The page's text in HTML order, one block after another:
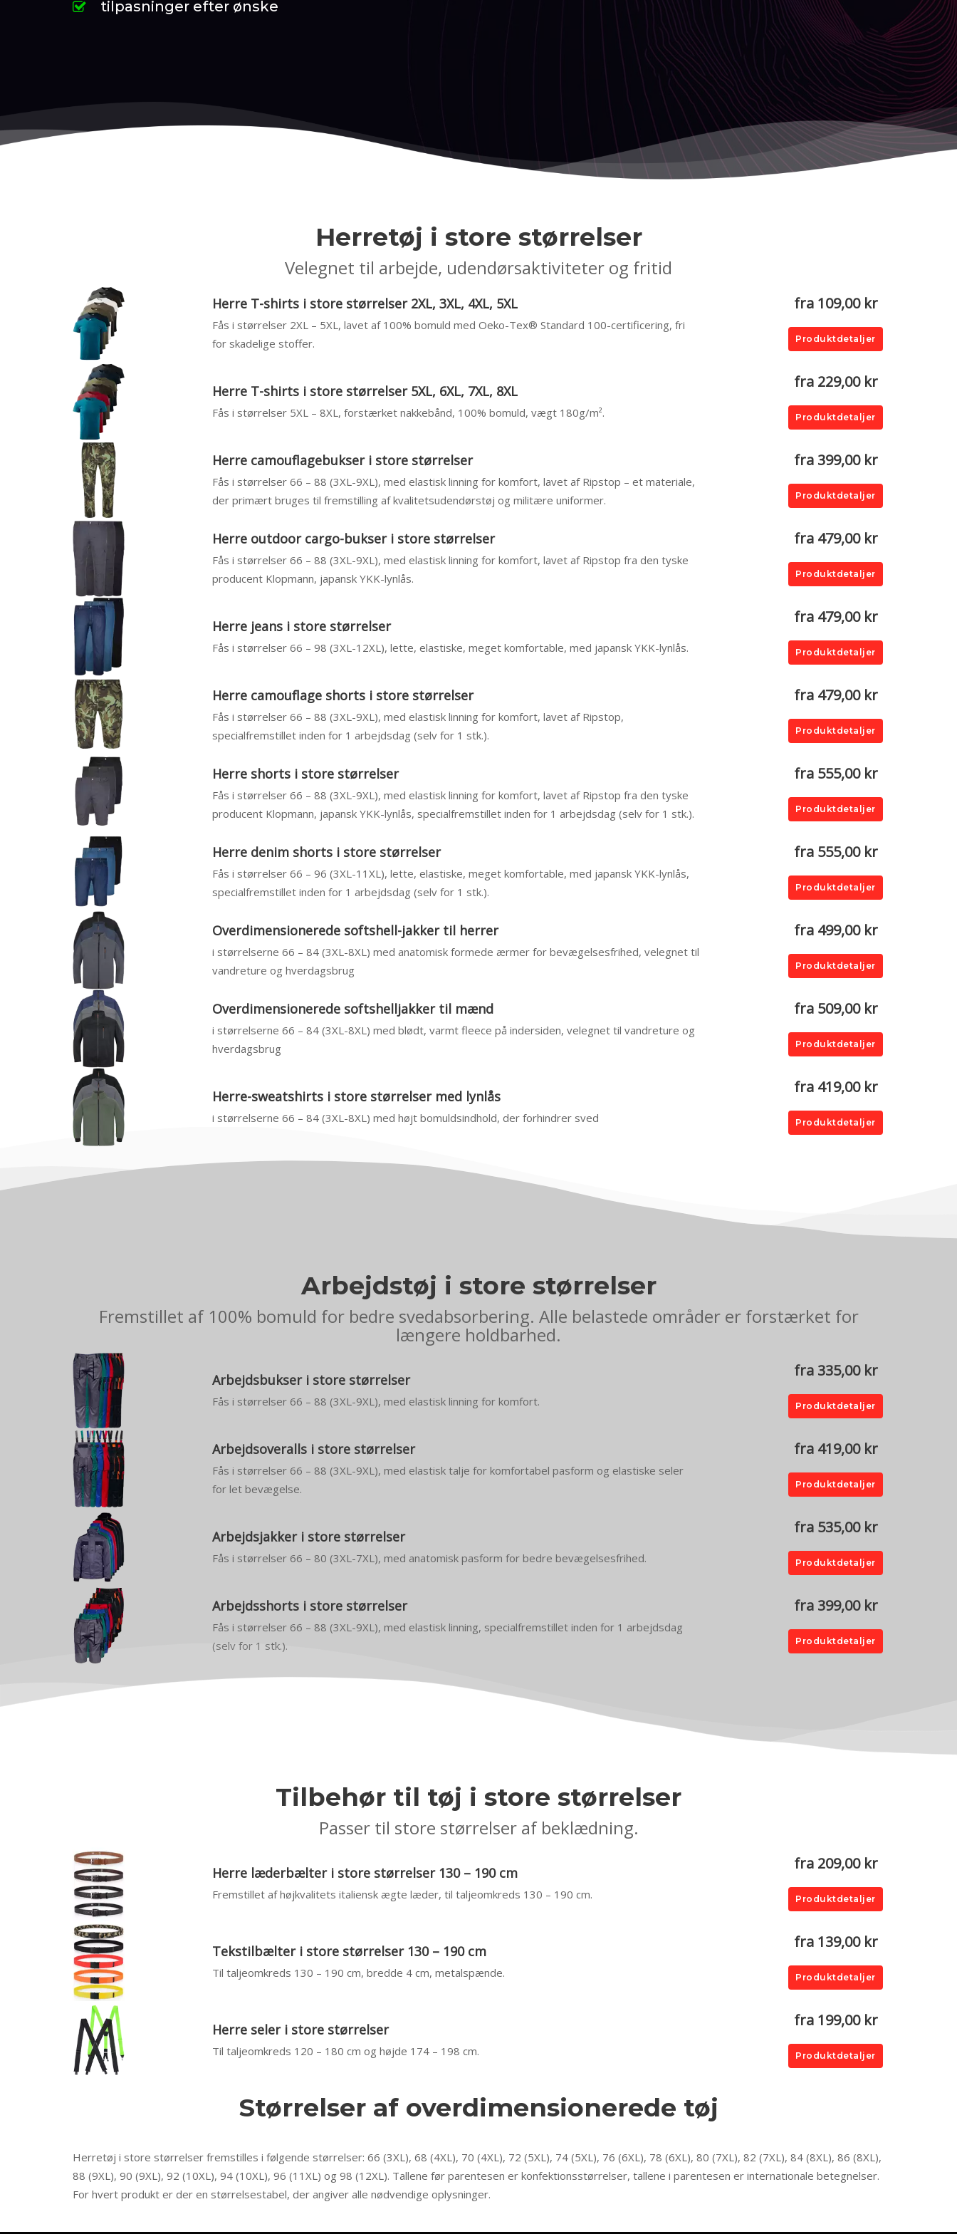
tilpasninger efter ønske
Herretøj i store størrelser
Velegnet til arbejde, udendørsaktiviteter og fritid
Herre T-shirts i store størrelser 2XL, 3XL, 4XL, 5XL
Fås i størrelser 2XL – 5XL, lavet af 100% bomuld med Oeko-Tex® Standard 100-certificering, fri
for skadelige stoffer.
fra 109,00 kr
Produktdetaljer
Herre T-shirts i store størrelser 5XL, 6XL, 7XL, 8XL
Fås i størrelser 5XL – 8XL, forstærket nakkebånd, 100% bomuld, vægt 180g/m².
fra 229,00 kr
Produktdetaljer
Herre camouflagebukser i store størrelser
Fås i størrelser 66 – 88 (3XL-9XL), med elastisk linning for komfort, lavet af Ripstop – et materiale,
der primært bruges til fremstilling af kvalitetsudendørstøj og militære uniformer.
fra 399,00 kr
Produktdetaljer
Herre outdoor cargo-bukser i store størrelser
Fås i størrelser 66 – 88 (3XL-9XL), med elastisk linning for komfort, lavet af Ripstop fra den tyske
producent Klopmann, japansk YKK-lynlås.
fra 479,00 kr
Produktdetaljer
Herre jeans i store størrelser
Fås i størrelser 66 – 98 (3XL-12XL), lette, elastiske, meget komfortable, med japansk YKK-lynlås.
fra 479,00 kr
Produktdetaljer
Herre camouflage shorts i store størrelser
Fås i størrelser 66 – 88 (3XL-9XL), med elastisk linning for komfort, lavet af Ripstop,
specialfremstillet inden for 1 arbejdsdag (selv for 1 stk.).
fra 479,00 kr
Produktdetaljer
Herre shorts i store størrelser
Fås i størrelser 66 – 88 (3XL-9XL), med elastisk linning for komfort, lavet af Ripstop fra den tyske
producent Klopmann, japansk YKK-lynlås, specialfremstillet inden for 1 arbejdsdag (selv for 1 stk.).
fra 555,00 kr
Produktdetaljer
Herre denim shorts i store størrelser
Fås i størrelser 66 – 96 (3XL-11XL), lette, elastiske, meget komfortable, med japansk YKK-lynlås,
specialfremstillet inden for 1 arbejdsdag (selv for 1 stk.).
fra 555,00 kr
Produktdetaljer
Overdimensionerede softshell-jakker til herrer
i størrelserne 66 – 84 (3XL-8XL) med anatomisk formede ærmer for bevægelsesfrihed, velegnet til
vandreture og hverdagsbrug
fra 499,00 kr
Produktdetaljer
Overdimensionerede softshelljakker til mænd
i størrelserne 66 – 84 (3XL-8XL) med blødt, varmt fleece på indersiden, velegnet til vandreture og
hverdagsbrug
fra 509,00 kr
Produktdetaljer
Herre-sweatshirts i store størrelser med lynlås
i størrelserne 66 – 84 (3XL-8XL) med højt bomuldsindhold, der forhindrer sved
fra 419,00 kr
Produktdetaljer
Arbejdstøj i store størrelser
Fremstillet af 100% bomuld for bedre svedabsorbering. Alle belastede områder er forstærket for
længere holdbarhed.
Arbejdsbukser i store størrelser
Fås i størrelser 66 – 88 (3XL-9XL), med elastisk linning for komfort.
fra 335,00 kr
Produktdetaljer
Arbejdsoveralls i store størrelser
Fås i størrelser 66 – 88 (3XL-9XL), med elastisk talje for komfortabel pasform og elastiske seler
for let bevægelse.
fra 419,00 kr
Produktdetaljer
Arbejdsjakker i store størrelser
Fås i størrelser 66 – 80 (3XL-7XL), med anatomisk pasform for bedre bevægelsesfrihed.
fra 535,00 kr
Produktdetaljer
Arbejdsshorts i store størrelser
Fås i størrelser 66 – 88 (3XL-9XL), med elastisk linning, specialfremstillet inden for 1 arbejdsdag
(selv for 1 stk.).
fra 399,00 kr
Produktdetaljer
Tilbehør til tøj i store størrelser
Passer til store størrelser af beklædning.
Herre læderbælter i store størrelser 130 – 190 cm
Fremstillet af højkvalitets italiensk ægte læder, til taljeomkreds 130 – 190 cm.
fra 209,00 kr
Produktdetaljer
Tekstilbælter i store størrelser 130 – 190 cm
Til taljeomkreds 130 – 190 cm, bredde 4 cm, metalspænde.
fra 139,00 kr
Produktdetaljer
Herre seler i store størrelser
Til taljeomkreds 120 – 180 cm og højde 174 – 198 cm.
fra 199,00 kr
Produktdetaljer
Størrelser af overdimensionerede tøj
Herretøj i store størrelser fremstilles i følgende størrelser: 66 (3XL), 68 (4XL), 70 (4XL), 72 (5XL), 74 (5XL), 76 (6XL), 78 (6XL), 80 (7XL), 82 (7XL), 84 (8XL), 86 (8XL),
88 (9XL), 90 (9XL), 92 (10XL), 94 (10XL), 96 (11XL) og 98 (12XL). Tallene før parentesen er konfektionsstørrelser, tallene i parentesen er internationale betegnelser.
For hvert produkt er der en størrelsestabel, der angiver alle nødvendige oplysninger.